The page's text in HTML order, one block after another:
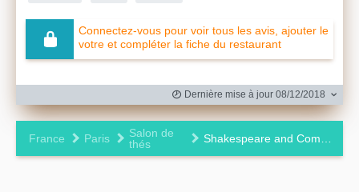
Connectez-vous pour voir tous les avis, ajouter le
votre et compléter la fiche du restaurant
Dernière mise à jour 08/12/2018
France Paris
Salon de
thés